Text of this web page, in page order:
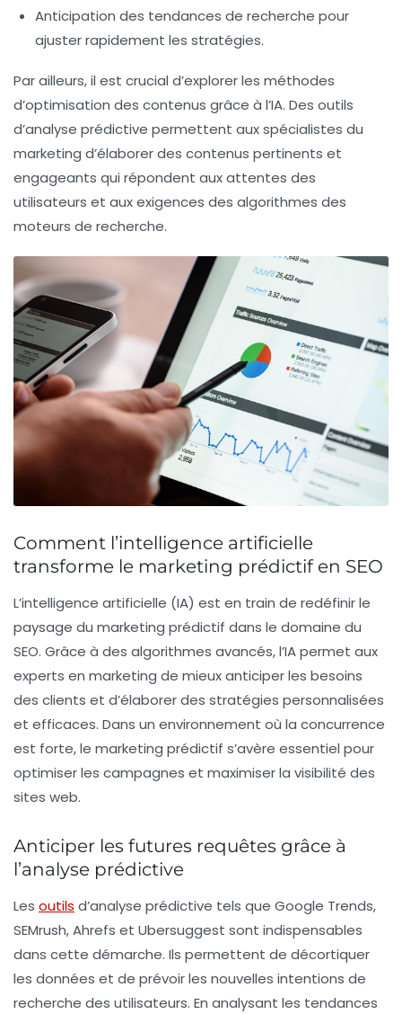
Anticipation des tendances de recherche pour
ajuster rapidement les stratégies.
Par ailleurs, il est crucial d’explorer les méthodes
d’optimisation des contenus grâce à l’IA. Des outils
d’analyse prédictive permettent aux spécialistes du
marketing d’élaborer des contenus pertinents et
engageants qui répondent aux attentes des
utilisateurs et aux exigences des algorithmes des
moteurs de recherche.
Comment l’intelligence artificielle
transforme le marketing prédictif en SEO
L’intelligence artificielle (IA) est en train de redéfinir le
paysage du marketing prédictif dans le domaine du
SEO. Grâce à des algorithmes avancés, l’IA permet aux
experts en marketing de mieux anticiper les besoins
des clients et d’élaborer des stratégies personnalisées
et efficaces. Dans un environnement où la concurrence
est forte, le marketing prédictif s’avère essentiel pour
optimiser les campagnes et maximiser la visibilité des
sites web.
Anticiper les futures requêtes grâce à
l’analyse prédictive
Les outils d’analyse prédictive tels que Google Trends,
SEMrush,Ahrefs et Ubersuggest sont indispensables
dans cette démarche. Ils permettent de décortiquer
les données et de prévoir les nouvelles intentions de
recherche des utilisateurs. En analysant les tendances